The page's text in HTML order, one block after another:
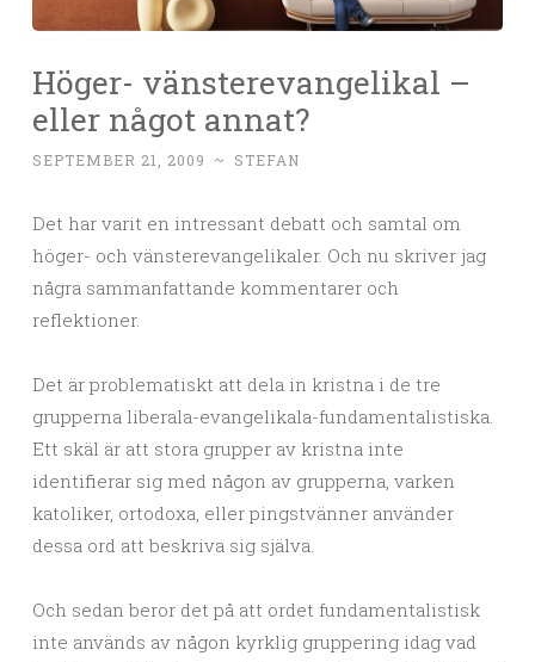
Höger- vänsterevangelikal –
eller något annat?
SEPTEMBER 21, 2009 ~ STEFAN
Det har varit en intressant debatt och samtal om
höger- och vänsterevangelikaler. Och nu skriver jag
några sammanfattande kommentarer och
reflektioner.
Det är problematiskt att dela in kristna i de tre
grupperna liberala-evangelikala-fundamentalistiska.
Ett skäl är att stora grupper av kristna inte
identifierar sig med någon av grupperna, varken
katoliker, ortodoxa, eller pingstvänner använder
dessa ord att beskriva sig själva.
Och sedan beror det på att ordet fundamentalistisk
inte används av någon kyrklig gruppering idag vad